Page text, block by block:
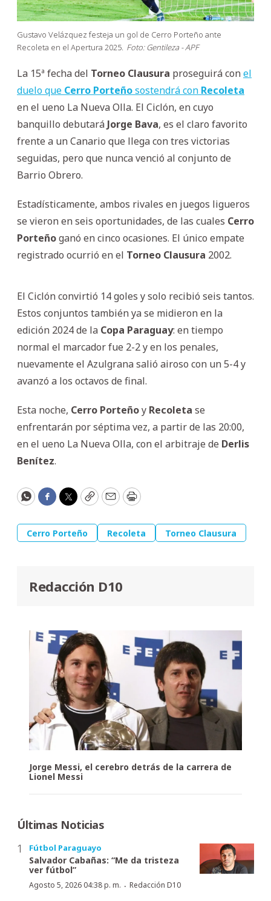
Gustavo Velázquez festeja un gol de Cerro Porteño ante
Recoleta en el Apertura 2025. Foto: Gentileza - APF
La 15ª fecha del Torneo Clausura proseguirá conel
duelo que Cerro Porteñosostendrá con Recoleta
en el ueno La Nueva Olla. El Ciclón, en cuyo
banquillo debutará Jorge Bava, es el claro favorito
frente a un Canario que llega con tres victorias
seguidas, pero que nunca venció al conjunto de
Barrio Obrero.
Estadísticamente, ambos rivales en juegos ligueros
se vieron en seis oportunidades, de las cuales Cerro
Porteñoganó en cinco ocasiones. El único empate
registrado ocurrió en el Torneo Clausura 2002.
El Ciclón convirtió 14 goles y solo recibió seis tantos.
Estos conjuntos también ya se midieron en la
edición 2024 de la Copa Paraguay: en tiempo
normal el marcador fue 2-2 y en los penales,
nuevamente el Azulgrana salió airoso con un 5-4 y
avanzó a los octavos de final.
Esta noche, Cerro Porteñoy Recoleta se
enfrentarán por séptima vez, a partir de las 20:00,
en el ueno La Nueva Olla, con el arbitraje de Derlis
Benítez.
WhatsApp
Facebook
Twitter
CopyEmailPrint
Cerro Porteño Recoleta Torneo Clausura
Redacción D10
Jorge Messi, el cerebro detrás de la carrera de
Lionel Messi
Últimas Noticias
Fútbol Paraguayo
Salvador Cabañas: “Me da tristeza
ver fútbol”
Agosto 5, 2026 04:38 p. m. · Redacción D10